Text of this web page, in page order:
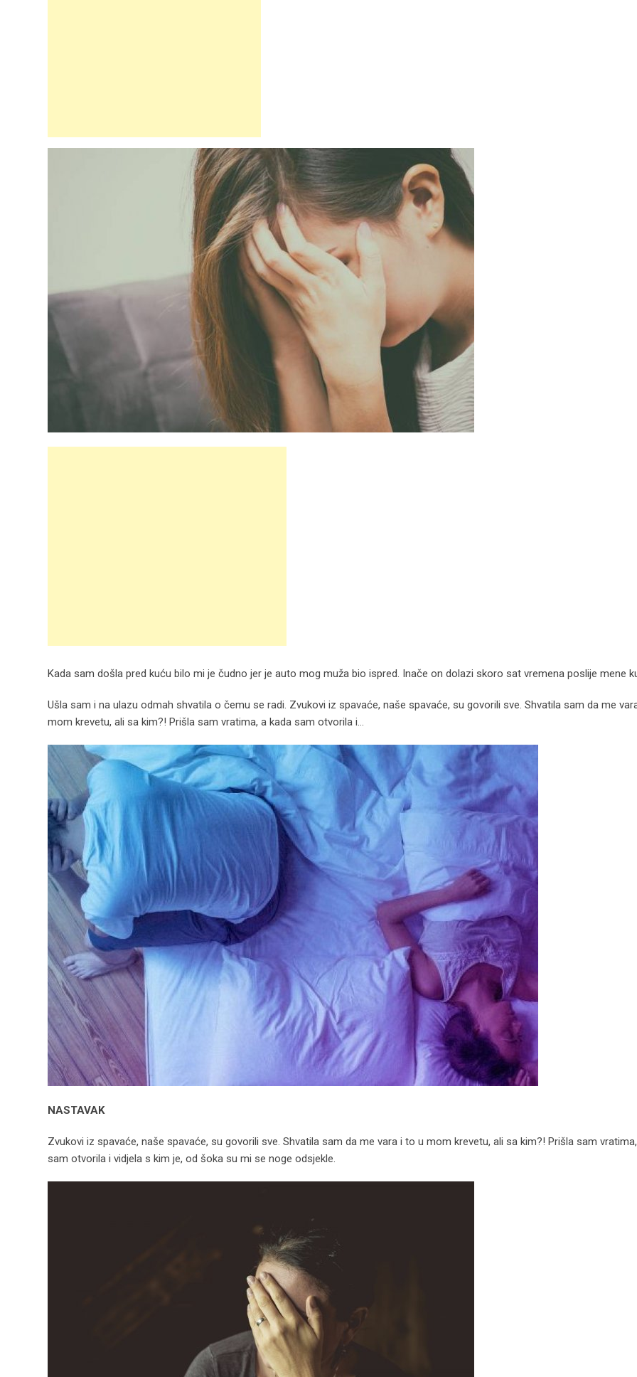
Kada sam došla pred kuću bilo mi je čudno jer je auto mog muža bio ispred. Inače on dolazi skoro sat vremena poslije mene
Ušla sam i na ulazu odmah shvatila o čemu se radi. Zvukovi iz spavaće, naše spavaće, su govorili sve. Shvatila sam da me
mom krevetu, ali sa kim?! Prišla sam vratima, a kada sam otvorila i…
NASTAVAK
Zvukovi iz spavaće, naše spavaće, su govorili sve. Shvatila sam da me vara i to u mom krevetu, ali sa kim?! Prišla sam
sam otvorila i vidjela s kim je, od šoka su mi se noge odsjekle.